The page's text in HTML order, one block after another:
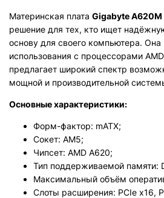
Материнская плата Gigabyte A620M
решение для тех, кто ищет
основу для своего компьютера. Она
использования с процессорами
предлагает широкий спектр
мощной и производительной
Основные характеристики:
Форм-фактор: mATX;
Сокет: AM5;
Чипсет: AMD A620;
Тип поддерживаемой памяти:
Максимальный объём
Слоты расширения: PCIe x16,